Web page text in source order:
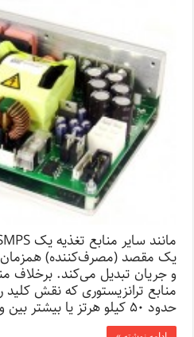
یک مقصد (مصرف‌کننده) همزمان
و جریان تبدیل می‌کند. برخلاف
منابع ترانزیستوری که نقش کلید
حدود ۵۰ کیلو هرتز یا بیشتر بین وضعیت قطع و …